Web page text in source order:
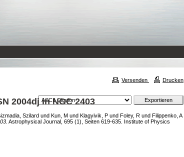
Versenden Drucken
2004dj in NGC 2403
Szilard und Kun, M und Klagyivik, P und Foley, R und Filippenko, A
Astrophysical Journal, 695 (1), Seiten 619-635. Institute of Physics